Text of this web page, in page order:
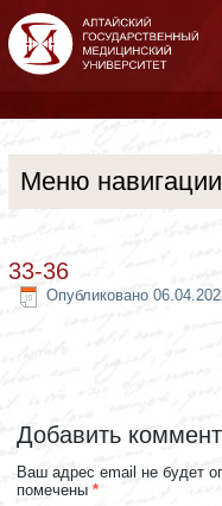
Меню навигации
33-36
Опубликовано
Добавить
Ваш адрес email не будет
помечены*